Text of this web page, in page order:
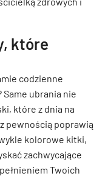
które
codzienne
ubrania nie
które z dnia na
pewnością poprawią
kolorowe kitki,
zachwycające
Twoich